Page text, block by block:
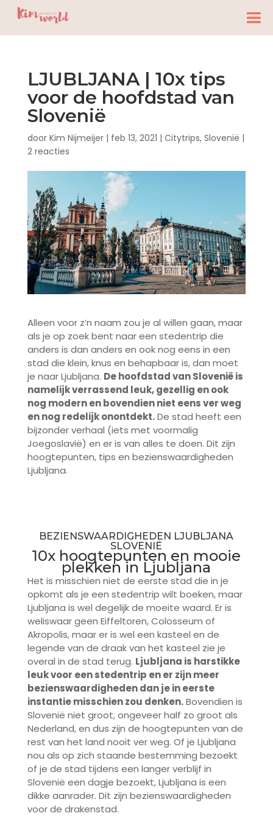
LJUBLJANA | 10x tips
voor de hoofdstad van
Slovenië
door Kim Nijmeijer| feb 13, 2021 | Citytrips, Slovenië |
2 reacties
Alleen voor z’n naam zou je al willen gaan, maar
als je op zoek bent naar een stedentrip die
anders is dan anders en ook nog eens in een
stad die klein, knus en behapbaar is, dan moet
je naar Ljubljana. De hoofdstad van Slovenië is
namelijk verrassend leuk, gezellig en ook
nog modern en bovendien niet eens ver weg
en nog redelijk onontdekt.De stad heeft een
bijzonder verhaal (iets met voormalig
Joegoslavië) en er is van alles te doen. Dit zijn
hoogtepunten, tips en bezienswaardigheden
Ljubljana.
BEZIENSWAARDIGHEDEN LJUBLJANA
SLOVENIË
10x hoogtepunten en mooie
plekken in Ljubljana
Het is misschien niet de eerste stad die in je
opkomt als je een stedentrip wilt boeken, maar
Ljubljana is wel degelijk de moeite waard. Er is
weliswaar geen Eiffeltoren, Colosseum of
Akropolis, maar er is wel een kasteel en de
legende van de draak van het kasteel zie je
overal in de stad terug. Ljubljana is harstikke
leuk voor een stedentrip en er zijn meer
bezienswaardigheden dan je in eerste
instantie misschien zou denken.Bovendien is
Slovenië niet groot, ongeveer half zo groot als
Nederland, en dus zijn de hoogtepunten van de
rest van het land nooit ver weg. Of je Ljubljana
nou als op zich staande bestemming bezoekt
of je de stad tijdens een langer verblijf in
Slovenië een dagje bezoekt, Ljubljana is een
dikke aanrader. Dit zijn bezienswaardigheden
voor de drakenstad.